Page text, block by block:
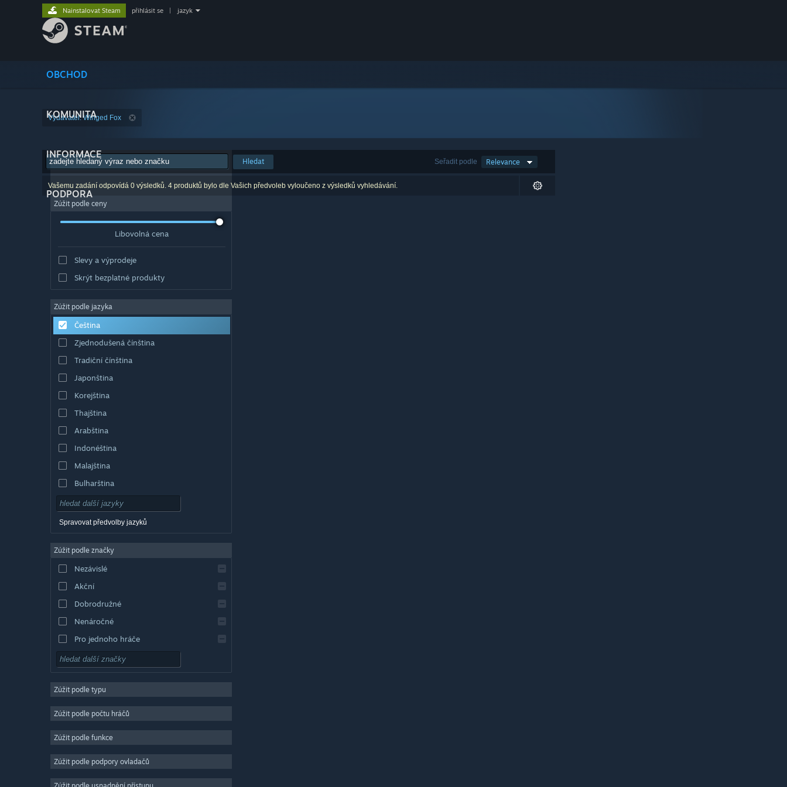
OBCHOD
KOMUNITA
INFORMACE
PODPORA
Nainstalovat Steam přihlásit se jazyk
Vydavatel: Winged Fox
Seřadit podle Relevance
Hledat
Vašemu zadání odpovídá 0 výsledků. 4 produktů bylo dle Vašich předvoleb vyloučeno z výsledků vyhledávání.
Zúžit podle ceny
Libovolná cena
Slevy a výprodeje
Skrýt bezplatné produkty
Zúžit podle jazyka
Čeština
Zjednodušená čínština
Tradiční čínština
Japonština
Korejština
Thajština
Arabština
Indonéština
Malajština
Bulharština
Dánština
Němčina
Evropská španělština
Latin. španělština
Řečtina
Spravovat předvolby jazyků
Zúžit podle značky
Nezávislé
Akční
Dobrodružné
Nenáročné
Pro jednoho hráče
Simulátory
Strategické
2D
Free to play
Zúžit podle typu
Zúžit podle počtu hráčů
Zúžit podle funkce
Zúžit podle podpory ovladačů